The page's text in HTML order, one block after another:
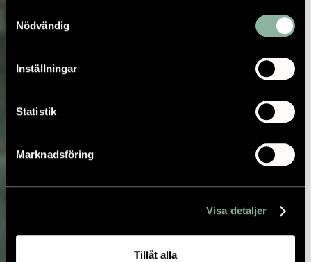
Nödvändig
Inställningar
Statistik
Marknadsföring
Visa detaljer
Tillåt alla